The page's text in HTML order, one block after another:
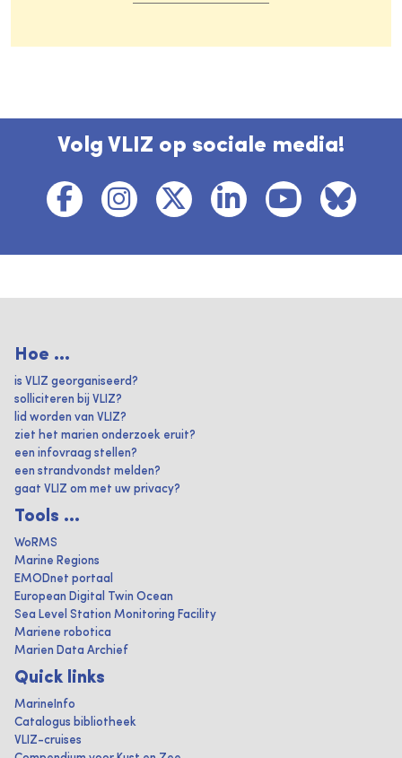
Volg VLIZ op sociale media!
Hoe ...
is VLIZ georganiseerd?
solliciteren bij VLIZ?
lid worden van VLIZ?
ziet het marien onderzoek eruit?
een infovraag stellen?
een strandvondst melden?
gaat VLIZ om met uw privacy?
Tools ...
WoRMS
Marine Regions
EMODnet portaal
European Digital Twin Ocean
Sea Level Station Monitoring Facility
Mariene robotica
Marien Data Archief
Quick links
MarineInfo
Catalogus bibliotheek
VLIZ-cruises